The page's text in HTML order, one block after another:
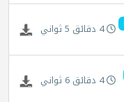
4 دقائق 5 ثواني
4 دقائق 6 ثواني